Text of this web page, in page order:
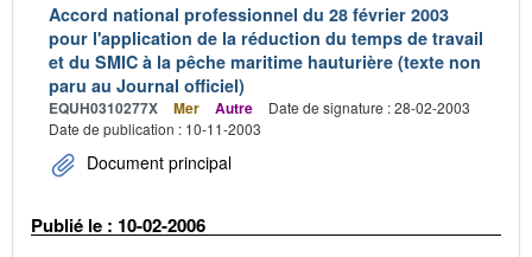
Accord national professionnel du 28 février 2003
pour l'application de la réduction du temps de travail
et du SMIC à la pêche maritime hauturière (texte non
paru au Journal officiel)
EQUH0310277X Mer Autre
Date de signature : 28-02-2003
Date de publication : 10-11-2003
Document principal
Publié le : 10-02-2006